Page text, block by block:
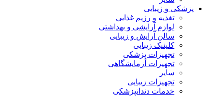
پزشکی و زیبایی
تغذیه و رژیم غذایی
لوازم آرایشی و بهداشتی
سالن آرایش و زیبایی
کلینیک زیبایی
تجهیزات پزشکی
تجهیزات آزمایشگاهی
سایر
تجهیزات زیبایی
خدمات دندانپزشکی